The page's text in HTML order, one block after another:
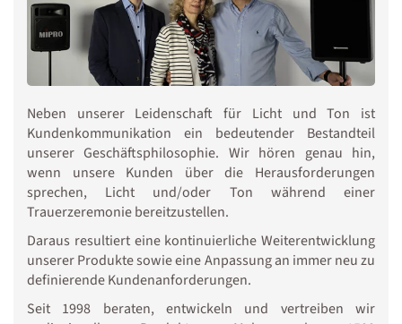
Neben unserer Leidenschaft für Licht und Ton ist
Kundenkommunikation ein bedeutender Bestandteil
unserer Geschäftsphilosophie. Wir hören genau hin,
wenn unsere Kunden über die Herausforderungen
sprechen, Licht und/oder Ton während einer
Trauerzeremonie bereitzustellen.
Daraus resultiert eine kontinuierliche Weiterentwicklung
unserer Produkte sowie eine Anpassung an immer neu zu
definierende Kundenanforderungen.
Seit 1998 beraten, entwickeln und vertreiben wir